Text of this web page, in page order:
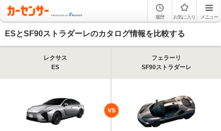
履歴 お気に入り メニュー
ESとSF90ストラダーレのカタログ情報を比較する
レクサス
ES
フェラーリ
SF90ストラダーレ